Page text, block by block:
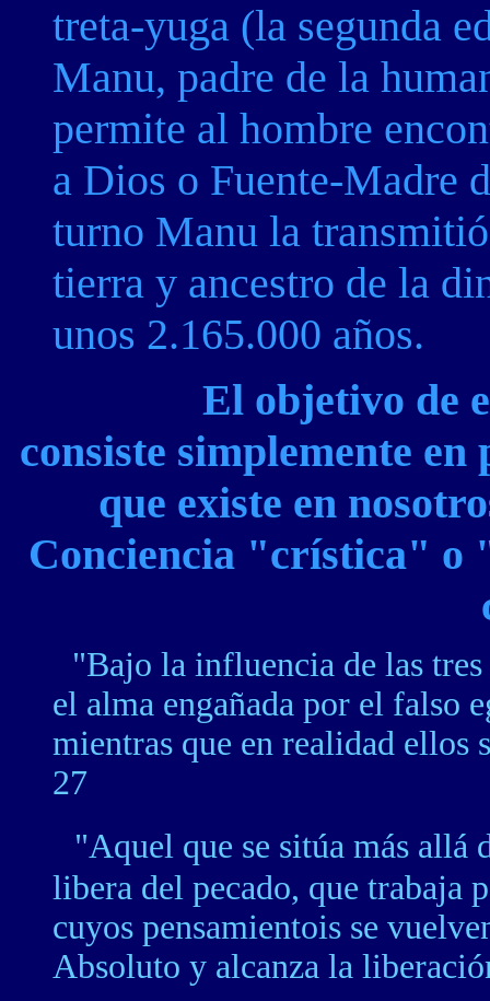
treta-yuga (la segunda
Manu, padre de la
permite al hombre
a Dios o Fuente-Madre
turno Manu la
tierra y ancestro de la
unos 2.165.000 años.
El objetivo de
consiste simplemente
que existe en
Conciencia "crística" o
"Bajo la influencia de las
el alma engañada por el falso
mientras que en realidad
27
"Aquel que se sitúa más allá
libera del pecado, que trabaja
cuyos pensamientois se
Absoluto y alcanza la